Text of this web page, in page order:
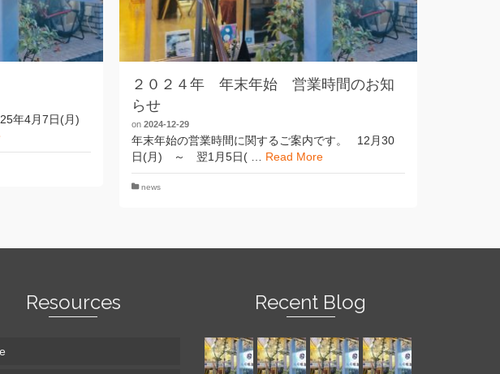
年4月7日(月)
２０２４年 年末年始 営業時間のお知
らせ
on2024-12-29
年末年始の営業時間に関するご案内です。 12月30
日(月) ～ 翌1月5日( … Read More
news
Resources Recent Blog